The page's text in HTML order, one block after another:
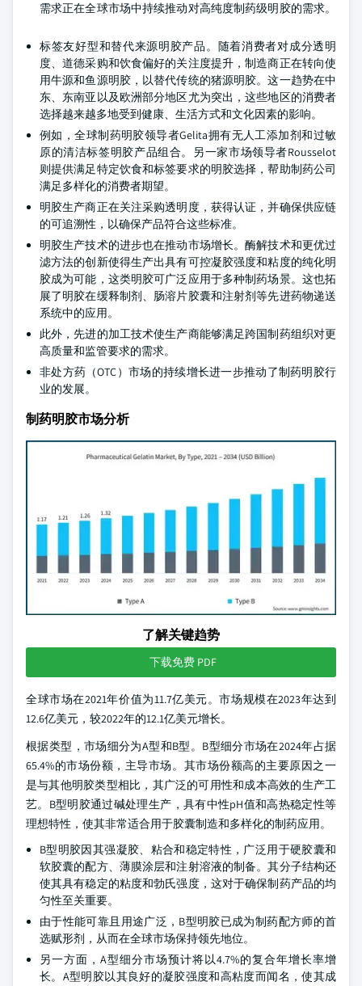
需求正在全球市场中持续推动对高纯度制药级明胶的需求。
标签友好型和替代来源明胶产品。随着消费者对成分透明
度、道德采购和饮食偏好的关注度提升，制造商正在转向使
用牛源和鱼源明胶，以替代传统的猪源明胶。这一趋势在中
东、东南亚以及欧洲部分地区尤为突出，这些地区的消费者
选择越来越多地受到健康、生活方式和文化因素的影响。
例如，全球制药明胶领导者Gelita拥有无人工添加剂和过敏
原的清洁标签明胶产品组合。另一家市场领导者Rousselot
则提供满足特定饮食和标签要求的明胶选择，帮助制药公司
满足多样化的消费者期望。
明胶生产商正在关注采购透明度，获得认证，并确保供应链
的可追溯性，以确保产品符合这些标准。
明胶生产技术的进步也在推动市场增长。酶解技术和更优过
滤方法的创新使得生产出具有可控凝胶强度和粘度的纯化明
胶成为可能，这类明胶可广泛应用于多种制药场景。这也拓
展了明胶在缓释制剂、肠溶片胶囊和注射剂等先进药物递送
系统中的应用。
此外，先进的加工技术使生产商能够满足跨国制药组织对更
高质量和监管要求的需求。
非处方药（OTC）市场的持续增长进一步推动了制药明胶行
业的发展。
制药明胶市场分析
了解关键趋势
下载免费 PDF
全球市场在2021年价值为11.7亿美元。市场规模在2023年达到
12.6亿美元，较2022年的12.1亿美元增长。
根据类型，市场细分为A型和B型。B型细分市场在2024年占据
65.4%的市场份额，主导市场。其市场份额高的主要原因之一
是与其他明胶类型相比，其广泛的可用性和成本高效的生产工
艺。B型明胶通过碱处理生产，具有中性pH值和高热稳定性等
理想特性，使其非常适合用于胶囊制造和多样化的制药应用。
B型明胶因其强凝胶、粘合和稳定特性，广泛用于硬胶囊和
软胶囊的配方、薄膜涂层和注射溶液的制备。其分子结构还
使其具有稳定的粘度和勃氏强度，这对于确保制药产品的均
匀性至关重要。
由于性能可靠且用途广泛，B型明胶已成为制药配方师的首
选赋形剂，从而在全球市场保持领先地位。
另一方面，A型细分市场预计将以4.7%的复合年增长率增
长。A型明胶以其良好的凝胶强度和高粘度而闻名，使其成